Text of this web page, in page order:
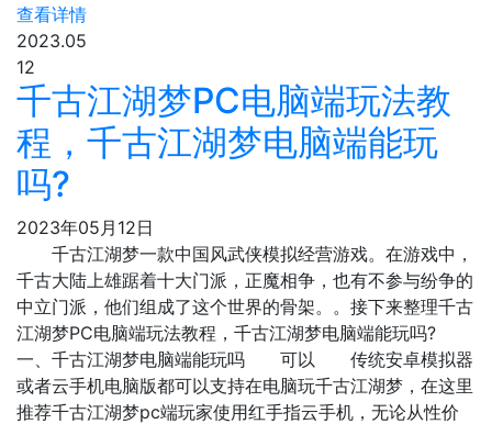
查看详情
2023.05
12
千古江湖梦PC电脑端玩法教
程，千古江湖梦电脑端能玩
吗?
2023年05月12日
千古江湖梦一款中国风武侠模拟经营游戏。在游戏中，
千古大陆上雄踞着十大门派，正魔相争，也有不参与纷争的
中立门派，他们组成了这个世界的骨架。。接下来整理千古
江湖梦PC电脑端玩法教程，千古江湖梦电脑端能玩吗?
一、千古江湖梦电脑端能玩吗 可以 传统安卓模拟器
或者云手机电脑版都可以支持在电脑玩千古江湖梦，在这里
推荐千古江湖梦pc端玩家使用红手指云手机，无论从性价